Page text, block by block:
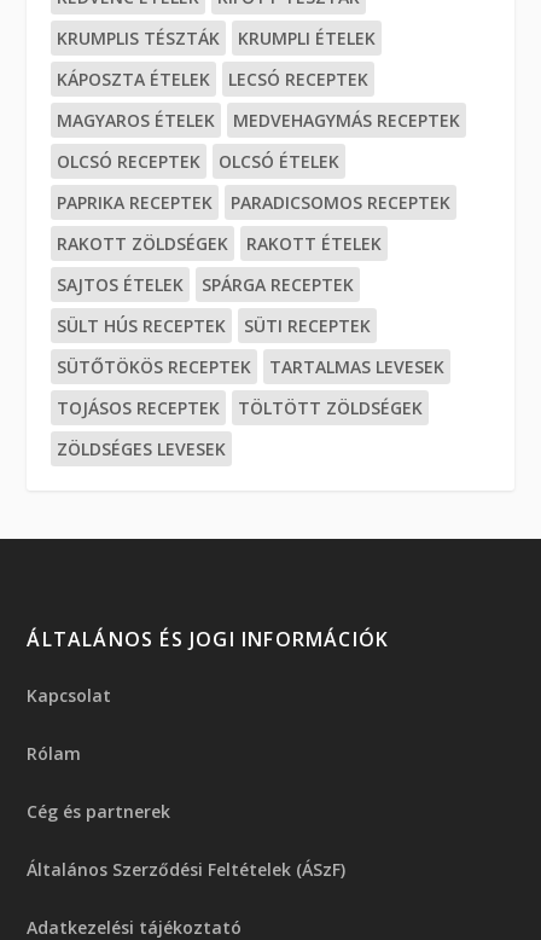
KRUMPLIS TÉSZTÁK
KRUMPLI ÉTELEK
KÁPOSZTA ÉTELEK
LECSÓ RECEPTEK
MAGYAROS ÉTELEK
MEDVEHAGYMÁS RECEPTEK
OLCSÓ RECEPTEK
OLCSÓ ÉTELEK
PAPRIKA RECEPTEK
PARADICSOMOS RECEPTEK
RAKOTT ZÖLDSÉGEK
RAKOTT ÉTELEK
SAJTOS ÉTELEK
SPÁRGA RECEPTEK
SÜLT HÚS RECEPTEK
SÜTI RECEPTEK
SÜTŐTÖKÖS RECEPTEK
TARTALMAS LEVESEK
TOJÁSOS RECEPTEK
TÖLTÖTT ZÖLDSÉGEK
ZÖLDSÉGES LEVESEK
ÁLTALÁNOS ÉS JOGI INFORMÁCIÓK
Kapcsolat
Rólam
Cég és partnerek
Általános Szerződési Feltételek (ÁSzF)
Adatkezelési tájékoztató